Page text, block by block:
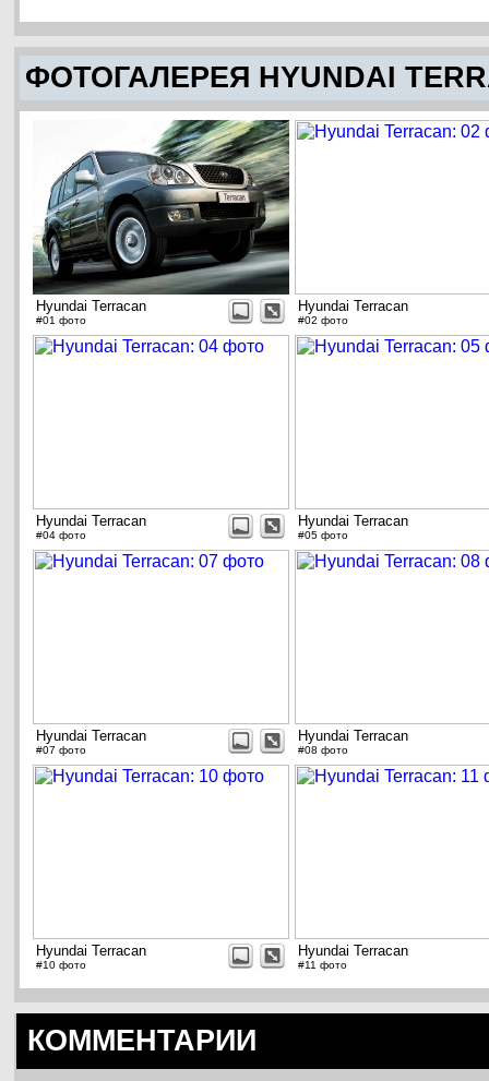
ФОТОГАЛЕРЕЯ HYUNDAI
Hyundai Terracan
#01 фото
Hyundai Terracan
#02 фото
Hyundai Terracan
#04 фото
Hyundai Terracan
#05 фото
Hyundai Terracan
#07 фото
Hyundai Terracan
#08 фото
Hyundai Terracan
#10 фото
Hyundai Terracan
#11 фото
КОММЕНТАРИИ